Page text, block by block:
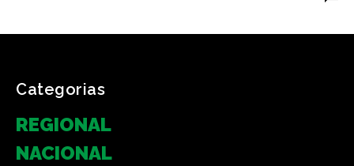
Categorias
REGIONAL
NACIONAL